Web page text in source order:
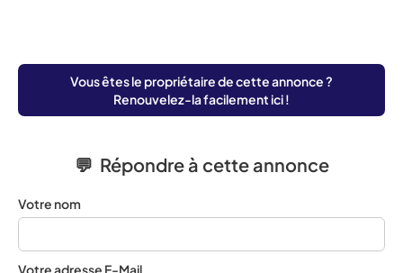
Vous êtes le propriétaire de cette annonce ?
Renouvelez-la facilement ici !
💬 Répondre à cette annonce
Votre nom
Votre adresse E-Mail